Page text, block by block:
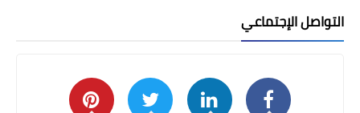
التواصل الإجتماعي